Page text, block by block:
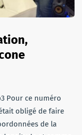
Pour ce numéro
obligé de faire
de la